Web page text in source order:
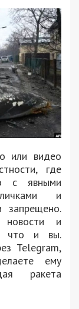
или видео
где
с явными
и
запрещено.
и
что и вы.
Telegram,
ему
ракета